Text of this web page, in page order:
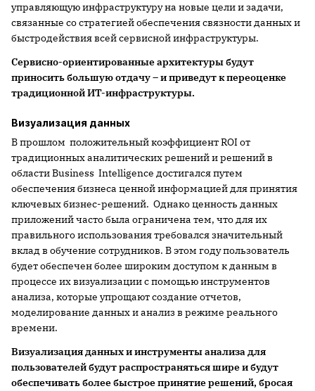
управляющую инфраструктуру на новые цели и задачи,
связанные со стратегией обеспечения связности данных и
быстродействия всей сервисной инфраструктуры.
Сервисно-ориентированные архитектуры будут
приносить большую отдачу – и приведут к переоценке
традиционной ИТ-инфраструктуры.
Визуализация данных
В прошлом положительный коэффициент ROI от
традиционных аналитических решений и решений в
области Business Intelligence достигался путем
обеспечения бизнеса ценной информацией для принятия
ключевых бизнес-решений. Однако ценность данных
приложений часто была ограничена тем, что для их
правильного использования требовался значительный
вклад в обучение сотрудников. В этом году пользователь
будет обеспечен более широким доступом к данным в
процессе их визуализации с помощью инструментов
анализа, которые упрощают создание отчетов,
моделирование данных и анализ в режиме реального
времени.
Визуализация данных и инструменты анализа для
пользователей будут распространяться шире и будут
обеспечивать более быстрое принятие решений, бросая